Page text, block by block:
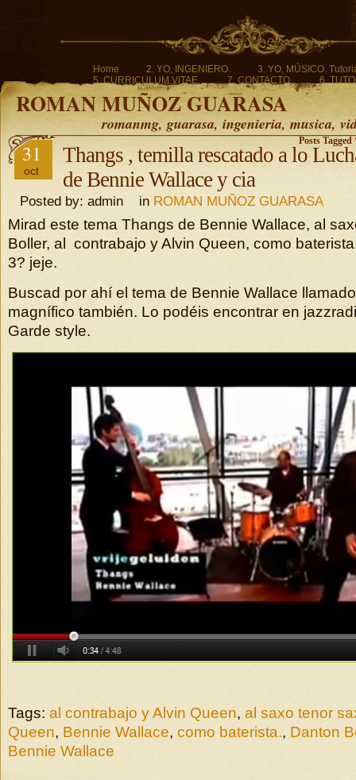
Home 2. YO, INGENIERO.
3. YO, MÚSICO.
5. CURRICULUM VITAE.
7. CONTACTO. 6.
ROMAN MUÑOZ GUARASA
romanmg, guarasa, ingenieria, musica,
Posts
31
oct
Thangs , temilla rescatado a lo
de Bennie Wallace y cia
Posted by: admin in ROMAN MUÑOZ GUARASA
Mirad este tema Thangs de Bennie Wallace, al
Boller, al contrabajo y Alvin Queen, como
3? jeje.
Buscad por ahí el tema de Bennie Wallace
magnífico también. Lo podéis encontrar en
Garde style.
Tags: al contrabajo y Alvin Queen, al saxo tenor
Queen, Bennie Wallace, como baterista., Danton
Bennie Wallace